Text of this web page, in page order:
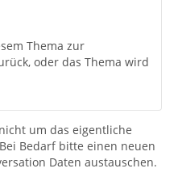
Thema zur
oder das Thema wird
um das eigentliche
Bedarf bitte einen neuen
Daten austauschen.